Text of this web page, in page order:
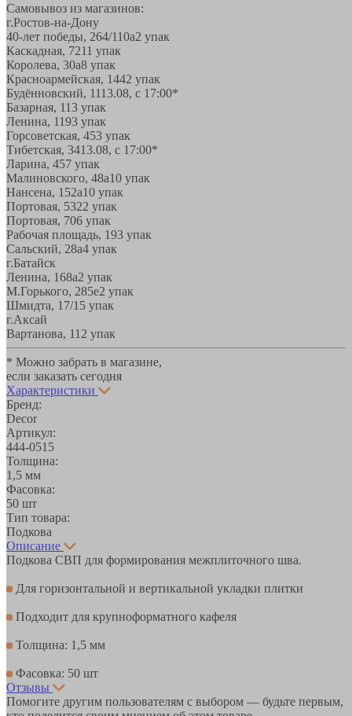
Самовывоз из магазинов:
г.Ростов-на-Дону
40-лет победы, 264/110а2 упак
Каскадная, 7211 упак
Королева, 30а8 упак
Красноармейская, 1442 упак
Будённовский, 1113.08, с 17:00*
Базарная, 113 упак
Ленина, 1193 упак
Горсоветская, 453 упак
Тибетская, 3413.08, с 17:00*
Ларина, 457 упак
Малиновского, 48а10 упак
Нансена, 152а10 упак
Портовая, 5322 упак
Портовая, 706 упак
Рабочая площадь, 193 упак
Сальский, 28a4 упак
г.Батайск
Ленина, 168а2 упак
М.Горького, 285е2 упак
Шмидта, 17/1 5 упак
г.Аксай
Вартанова, 11 2 упак
* Можно забрать в магазине,
если заказать сегодня
Характеристики
Бренд:
Decor
Артикул:
444-0515
Толщина:
1,5 мм
Фасовка:
50 шт
Тип товара:
Подкова
Описание
Подкова СВП для формирования межплиточного шва.
Для горизонтальной и вертикальной укладки плитки
Подходит для крупноформатного кафеля
Толщина: 1,5 мм
Фасовка: 50 шт
Отзывы
Помогите другим пользователям с выбором — будьте первым,